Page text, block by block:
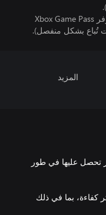
تتطلب اللعبة متعددة اللاعبين عبر الإنترنت توفر Xbox Game Pass
المزيد
تحصل عليها في طور
كفاءة، بما في ذلك